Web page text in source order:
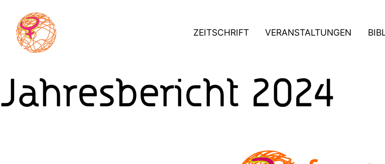
content
ZEITSCHRIFT VERANSTALTUNGEN
Jahresbericht 2024